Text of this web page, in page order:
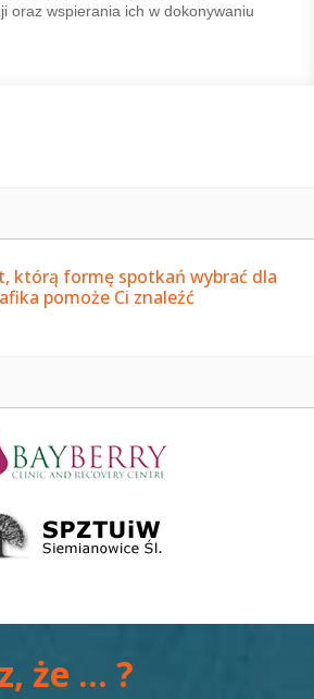
którą formę spotkań wybrać dla
pomoże Ci znaleźć
oraz wspierania ich w dokonywaniu
że … ?